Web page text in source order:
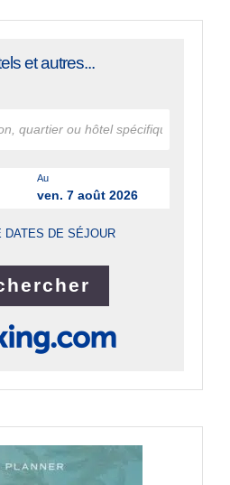
et autres...
Au
ven. 7 août 2026
DATES DE SÉJOUR